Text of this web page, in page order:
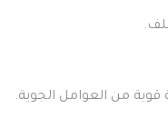
قوية من العوامل الجوية.